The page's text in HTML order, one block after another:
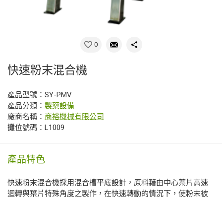
0
快速粉末混合機
產品型號：SY-PMV
產品分類： 製藥設備
廠商名稱： 商裕機械有限公司
攤位號碼：L1009
產品特色
快速粉末混合機採用混合槽平底設計，原料藉由中心葉片高速
迴轉與葉片特殊角度之製作，在快速轉動的情況下，使粉末被